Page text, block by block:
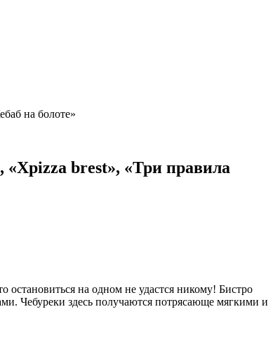
на болоте»
brest», «Три правила
на одном не удастся никому! Бистро
Чебуреки здесь получаются потрясающе мягкими и